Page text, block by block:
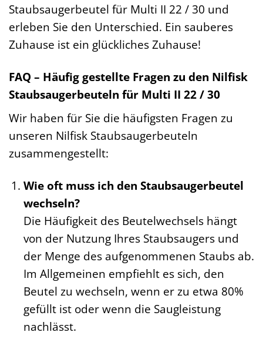
Staubsaugerbeutel für Multi II 22 / 30 und
erleben Sie den Unterschied. Ein sauberes
Zuhause ist ein glückliches Zuhause!
FAQ – Häufig gestellte Fragen zu den Nilfisk
Staubsaugerbeuteln für Multi II 22 / 30
Wir haben für Sie die häufigsten Fragen zu
unseren Nilfisk Staubsaugerbeuteln
zusammengestellt:
Wie oft muss ich den Staubsaugerbeutel
wechseln?
Die Häufigkeit des Beutelwechsels hängt
von der Nutzung Ihres Staubsaugers und
der Menge des aufgenommenen Staubs ab.
Im Allgemeinen empfiehlt es sich, den
Beutel zu wechseln, wenn er zu etwa 80%
gefüllt ist oder wenn die Saugleistung
nachlässt.